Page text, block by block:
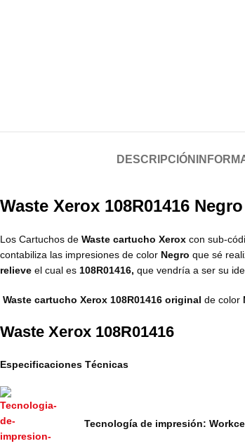
DESCRIPCIÓN
Waste Xerox 108R01416
Los Cartuchos de Waste cartucho Xerox con sub-
contabiliza las impresiones de color Negro que sé
relieve el cual es 108R01416, que vendría a ser su
Waste cartucho Xerox​ 108R01416 original de color
Waste Xerox 108R01416
Especificaciones Técnicas
Tecnología de impresión: